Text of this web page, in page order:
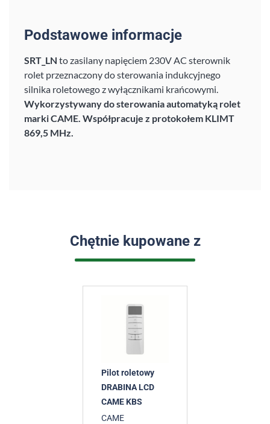
Podstawowe informacje
SRT_LN to zasilany napięciem 230V AC sterownik
rolet przeznaczony do sterowania indukcyjnego
silnika roletowego z wyłącznikami krańcowymi.
Wykorzystywany do sterowania automatyką rolet
markiCAME. Współpracuje z protokołem KLIMT
869,5 MHz.
Chętnie kupowane z
Pilot roletowy
DRABINA LCD
CAME KBS
CAME